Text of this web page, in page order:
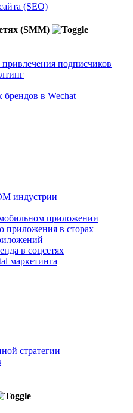
(SEO)
(SMM)
подписчиков
в Wechat
индустрии
приложении
приложения в сторах
в соцсетях
маркетинга
стратегии